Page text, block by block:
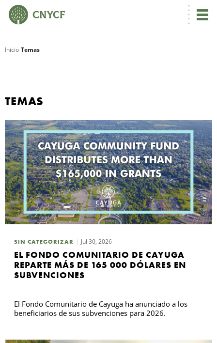
Inicio Temas
TEMAS
SIN CATEGORIZAR Jul 30, 2026
EL FONDO COMUNITARIO DE CAYUGA
REPARTE MÁS DE 165 000 DÓLARES EN
SUBVENCIONES
El Fondo Comunitario de Cayuga ha anunciado a los
beneficiarios de sus subvenciones para 2026.